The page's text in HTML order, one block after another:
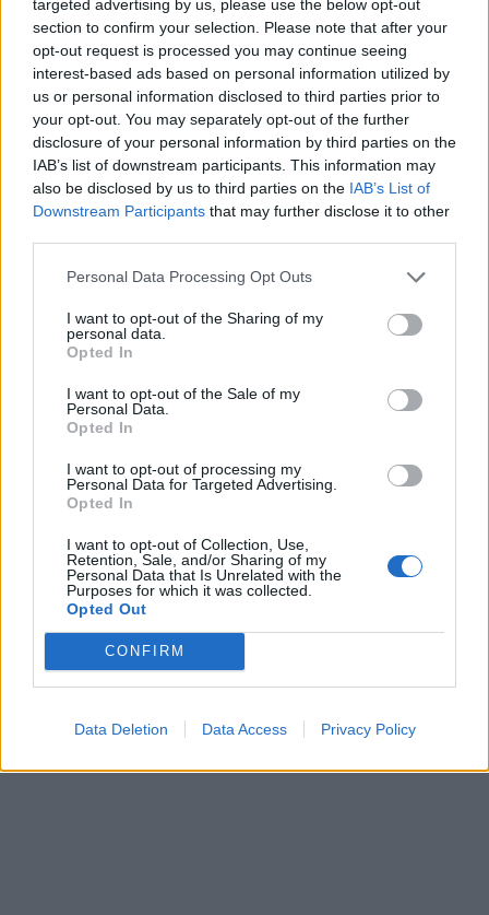
targeted advertising by us, please use the below opt-out
section to confirm your selection. Please note that after your
opt-out request is processed you may continue seeing
interest-based ads based on personal information utilized by
us or personal information disclosed to third parties prior to
your opt-out. You may separately opt-out of the further
disclosure of your personal information by third parties on the
IAB’s list of downstream participants. This information may
also be disclosed by us to third parties on the IAB’s List of
Downstream Participants that may further disclose it to other
Personal Data Processing Opt Outs
I want to opt-out of the Sharing of my
personal data.
Opted In
I want to opt-out of the Sale of my
Personal Data.
Opted In
I want to opt-out of processing my
Personal Data for Targeted Advertising.
Opted In
I want to opt-out of Collection, Use,
Retention, Sale, and/or Sharing of my
Personal Data that Is Unrelated with the
Purposes for which it was collected.
Opted Out
CONFIRM
Data Deletion Data Access Privacy Policy
Moji Mediji d.o.o.
sobotainfo.com•mariborinfo.com• ptujinfo.com• pomurec.com
dolenjskainfo.com •ljubljanainfo.com•gorenjskainfo.com•
Vse pravice pridržane © 2026
Tematike
Lokalno
Politika
Kronika
Zdravje
Šport
Scena
Zadnje novice
Dogodki
Igre
Mali oglasi
Kdo smo
Oglaševanje